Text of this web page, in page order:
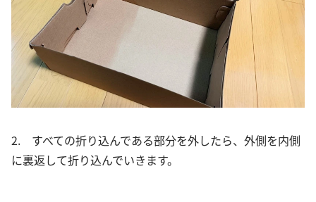
2. すべての折り込んである部分を外したら、外側を内側
に裏返して折り込んでいきます。